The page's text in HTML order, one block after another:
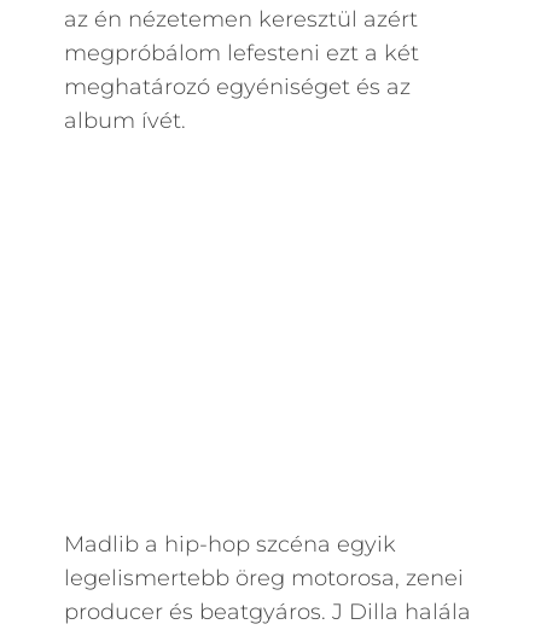
az én nézetemen keresztül azért
megpróbálom lefesteni ezt a két
meghatározó egyéniséget és az
album ívét.
Madlib a hip-hop szcéna egyik
legelismertebb öreg motorosa, zenei
producer és beatgyáros. J Dilla halála